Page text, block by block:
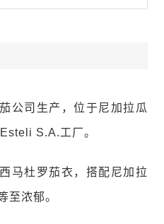
公司生产，位于尼加拉瓜
S.A.工厂。
马杜罗茄衣，搭配尼加拉
至浓郁。